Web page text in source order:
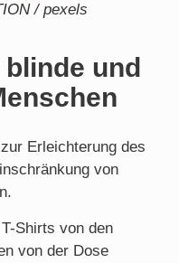
/ pexels
und
Erleichterung des
von
Shirts von den
von der Dose